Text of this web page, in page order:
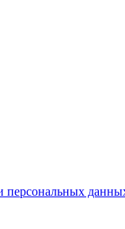
персональных